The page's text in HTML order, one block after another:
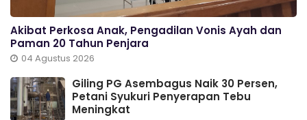
Akibat Perkosa Anak, Pengadilan Vonis Ayah dan
Paman 20 Tahun Penjara
04 Agustus 2026
Giling PG Asembagus Naik 30 Persen,
Petani Syukuri Penyerapan Tebu
Meningkat